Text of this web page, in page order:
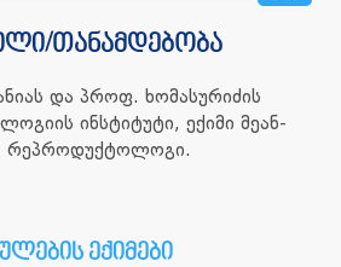
თანამდებობა
და პროფ. ხომასურიძის
ინსტიტუტი, ექიმი მეან-
რეპროდუქტოლოგი.
ექიმები